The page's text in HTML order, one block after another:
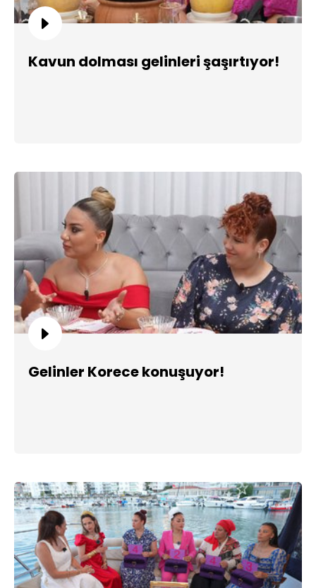
Kavun dolması gelinleri şaşırtıyor!
Gelinler Korece konuşuyor!